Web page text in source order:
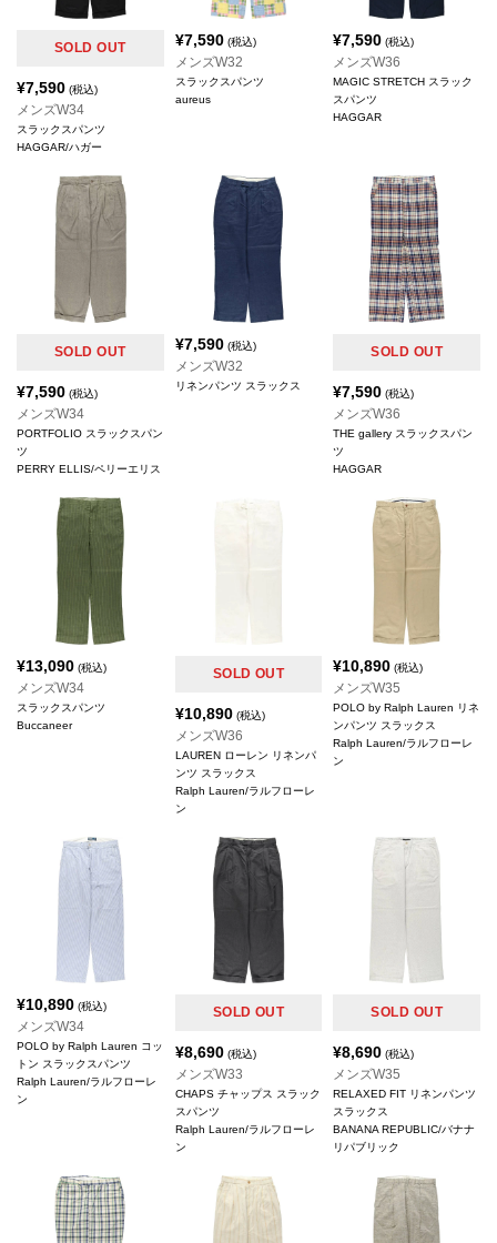
SOLD OUT
¥7,590 (税込)
メンズW34
スラックスパンツ
HAGGAR/ハガー
¥7,590(税込)
メンズW32
スラックスパンツ
aureus
¥7,590 (税込)
メンズW36
MAGIC STRETCH スラック
スパンツ
HAGGAR
SOLD OUT
¥7,590 (税込)
メンズW34
PORTFOLIO スラックスパン
ツ
PERRY ELLIS/ペリーエリス
¥7,590(税込)
メンズW32
リネンパンツ スラックス
SOLD OUT
¥7,590 (税込)
メンズW36
THE gallery スラックスパン
ツ
HAGGAR
¥13,090 (税込)
メンズW34
スラックスパンツ
Buccaneer
SOLD OUT
¥10,890(税込)
メンズW36
LAUREN ローレン リネンパ
ンツ スラックス
Ralph Lauren/ラルフローレ
ン
¥10,890 (税込)
メンズW35
POLO by Ralph Lauren リネ
ンパンツ スラックス
Ralph Lauren/ラルフローレ
ン
¥10,890 (税込)
メンズW34
POLO by Ralph Lauren コッ
トン スラックスパンツ
Ralph Lauren/ラルフローレ
ン
SOLD OUT
¥8,690(税込)
メンズW33
CHAPS チャップス スラック
スパンツ
Ralph Lauren/ラルフローレ
ン
SOLD OUT
¥8,690 (税込)
メンズW35
RELAXED FIT リネンパンツ
スラックス
BANANA REPUBLIC/バナナ
リパブリック